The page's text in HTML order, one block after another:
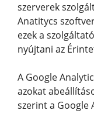
szerverek
Anatitycs
ezek a
nyújtani az
A Google
azokat
szerint a Google